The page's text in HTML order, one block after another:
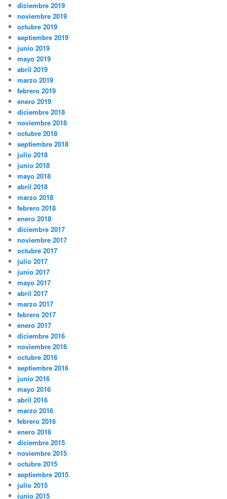
diciembre 2019
noviembre 2019
octubre 2019
septiembre 2019
junio 2019
mayo 2019
abril 2019
marzo 2019
febrero 2019
enero 2019
diciembre 2018
noviembre 2018
octubre 2018
septiembre 2018
julio 2018
junio 2018
mayo 2018
abril 2018
marzo 2018
febrero 2018
enero 2018
diciembre 2017
noviembre 2017
octubre 2017
julio 2017
junio 2017
mayo 2017
abril 2017
marzo 2017
febrero 2017
enero 2017
diciembre 2016
noviembre 2016
octubre 2016
septiembre 2016
junio 2016
mayo 2016
abril 2016
marzo 2016
febrero 2016
enero 2016
diciembre 2015
noviembre 2015
octubre 2015
septiembre 2015
julio 2015
junio 2015